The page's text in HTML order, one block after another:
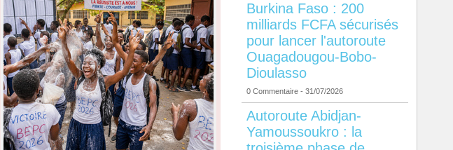
Burkina Faso : 200
milliards FCFA sécurisés
pour lancer l'autoroute
Ouagadougou-Bobo-
Dioulasso
0 Commentaire - 31/07/2026
Autoroute Abidjan-
Yamoussoukro : la